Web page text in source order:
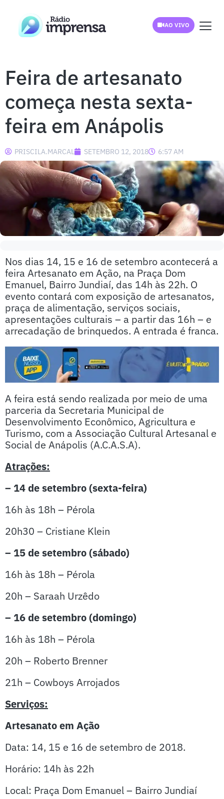
AO VIVO
Feira de artesanato
começa nesta sexta-
feira em Anápolis
PRISCILA.MARCAL SETEMBRO 12, 2018 6:57 AM
Nos dias 14, 15 e 16 de setembro acontecerá a
feira Artesanato em Ação, na Praça Dom
Emanuel, Bairro Jundiaí, das 14h às 22h. O
evento contará com exposição de artesanatos,
praça de alimentação, serviços sociais,
apresentações culturais – a partir das 16h – e
arrecadação de brinquedos. A entrada é franca.
A feira está sendo realizada por meio de uma
parceria da Secretaria Municipal de
Desenvolvimento Econômico, Agricultura e
Turismo, com a Associação Cultural Artesanal e
Social de Anápolis (A.C.A.S.A).
Atrações:
– 14 de setembro (sexta-feira)
16h às 18h – Pérola
20h30 – Cristiane Klein
– 15 de setembro (sábado)
16h às 18h – Pérola
20h – Saraah Urzêdo
– 16 de setembro (domingo)
16h às 18h – Pérola
20h – Roberto Brenner
21h – Cowboys Arrojados
Serviços:
Artesanato em Ação
Data: 14, 15 e 16 de setembro de 2018.
Horário: 14h às 22h
Local: Praça Dom Emanuel – Bairro Jundiaí